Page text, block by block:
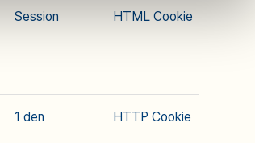
Session HTML Cookie
1 den HTTP Cookie